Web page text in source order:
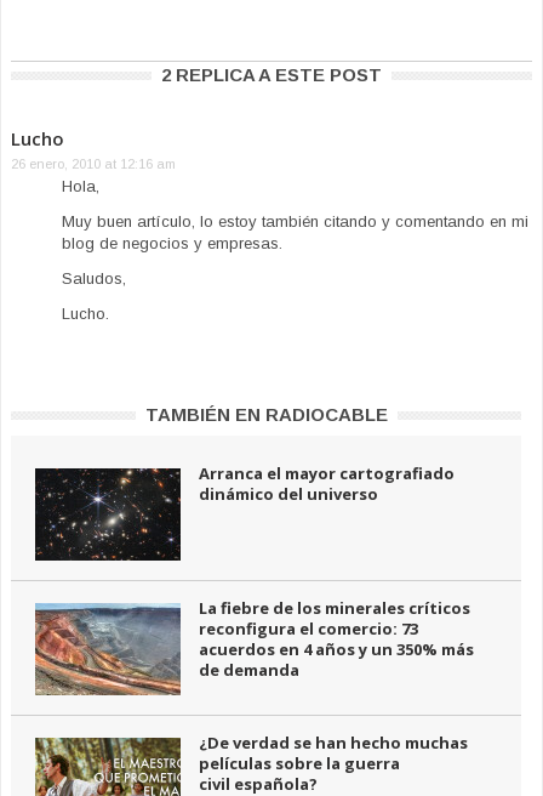
2 REPLICA A ESTE POST
Lucho
26 enero, 2010 at 12:16 am
Hola,
Muy buen artículo, lo estoy también citando y comentando en mi
blog de negocios y empresas.
Saludos,
Lucho.
TAMBIÉN EN RADIOCABLE
Arranca el mayor cartografiado
dinámico del universo
La fiebre de los minerales críticos
reconfigura el comercio: 73
acuerdos en 4 años y un 350% más
de demanda
¿De verdad se han hecho muchas
películas sobre la guerra
civil española?